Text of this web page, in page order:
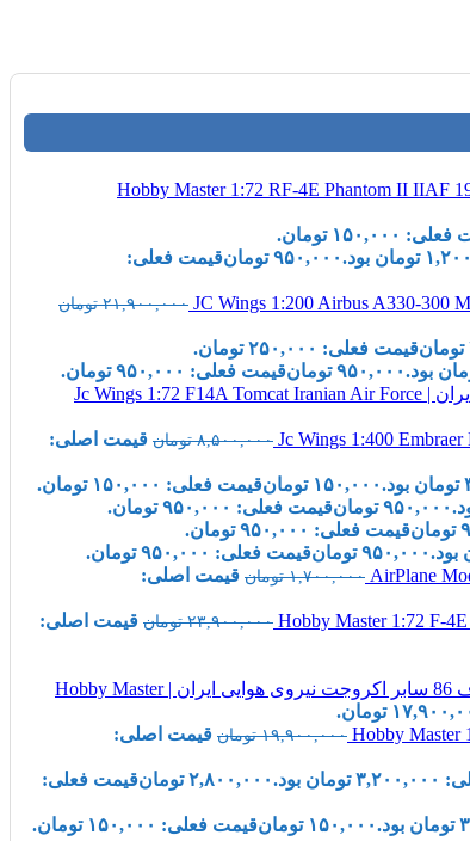
۱۵۰,۰۰۰ تومان.
۹۵۰,۰۰۰ تومانقیمت فعلی:
۲۱,۹۰۰,۰۰۰ تومان
تومانقیمت فعلی: ۲۵۰,۰۰۰ تومان.
۹۵۰,۰۰۰ تومانقیمت فعلی: ۹۵۰,۰۰۰ تومان.
۸,۵۰۰,۰۰۰ تومان قیمت اصلی:
۱۵۰,۰۰۰ تومانقیمت فعلی: ۱۵۰,۰۰۰ تومان.
۹۵۰,۰۰۰ تومانقیمت فعلی: ۹۵۰,۰۰۰ تومان.
تومانقیمت فعلی: ۹۵۰,۰۰۰ تومان.
۹۵۰,۰۰۰ تومانقیمت فعلی: ۹۵۰,۰۰۰ تومان.
۱,۷۰۰,۰۰۰ تومان قیمت اصلی:
۲۳,۹۰۰,۰۰۰ تومان قیمت اصلی:
ماکت جنگنده اف 86 سابر اکروجت نیروی هوایی ایران | Hobby Master
۱۹,۹۰۰,۰۰۰ تومان قیمت اصلی:
بود. ۲,۸۰۰,۰۰۰ تومانقیمت فعلی:
۱۵۰,۰۰۰ تومانقیمت فعلی: ۱۵۰,۰۰۰ تومان.